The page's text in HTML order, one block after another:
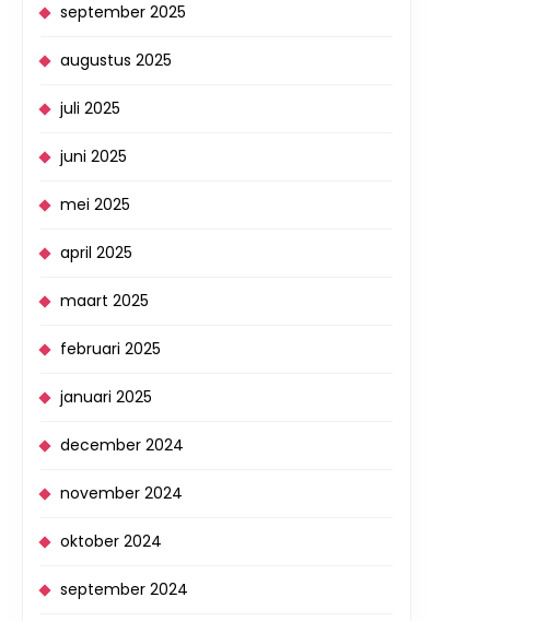
september 2025
augustus 2025
juli 2025
juni 2025
mei 2025
april 2025
maart 2025
februari 2025
januari 2025
december 2024
november 2024
oktober 2024
september 2024